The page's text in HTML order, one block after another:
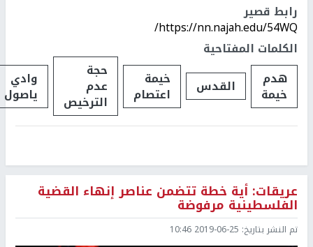
رابط قصير
https://nn.najah.edu/54WQ/
الكلمات المفتاحية
هدم
خيمة القدس خيمة
اعتصام
حجة
عدم
الترخيص
وادي
ياصول
عريقات: أية خطة تتضمن عناصر إنهاء القضية
الفلسطينية مرفوضة
تم النشر بتاريخ: 2019-06-25 10:46